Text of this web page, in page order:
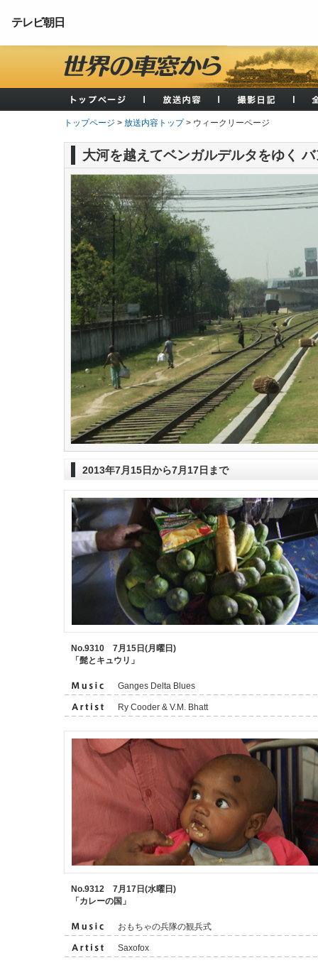
テレビ朝日
トップページ > 放送内容トップ> ウィークリーページ
大河を越えてベンガルデルタをゆく
2013年7月15日から7月17日まで
No.9310 7月15日(月曜日)
「髭とキュウリ」
Ganges Delta Blues
Ry Cooder & V.M. Bhatt
No.9312 7月17日(水曜日)
「カレーの国」
おもちゃの兵隊の観兵式
Saxofox